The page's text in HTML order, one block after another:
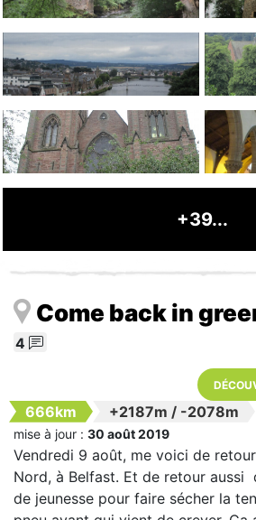
+39...
Come back in
4
666km +2187m / -2078m
mise à jour : 30 août 2019
Vendredi 9 août, me voici de
Nord, à Belfast. Et de retour aussi
de jeunesse pour faire sécher la